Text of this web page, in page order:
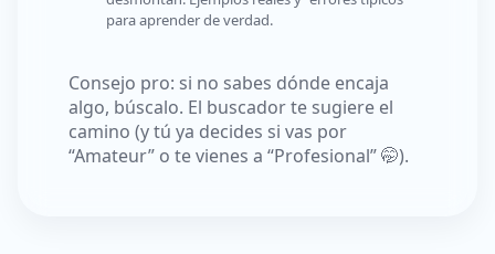
para aprender de verdad.
Consejo pro: si no sabes dónde encaja
algo, búscalo. El buscador te sugiere el
camino (y tú ya decides si vas por
“Amateur” o te vienes a “Profesional” 🤭).